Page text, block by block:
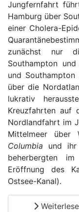
Jungfernfahrt
Hamburg über
einer Cholera-
zunächst nur
Southampton
und
über die
lukrativ
Kreuzfahrten auf
Nordlandfahrt im
Mittelmeer über
Columbia und ihr
beherbergten
Eröffnung des
Ostsee-Kanal).